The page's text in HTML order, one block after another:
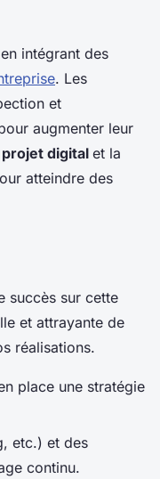
intégrant des
. Les
et
augmenter leur
projet digital et la
atteindre des
succès sur cette
et attrayante de
réalisations.
place une stratégie
etc.) et des
continu.